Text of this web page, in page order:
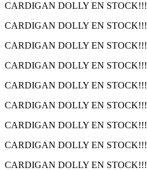
CARDIGAN DOLLY EN STOCK!!!
CARDIGAN DOLLY EN STOCK!!!
CARDIGAN DOLLY EN STOCK!!!
CARDIGAN DOLLY EN STOCK!!!
CARDIGAN DOLLY EN STOCK!!!
CARDIGAN DOLLY EN STOCK!!!
CARDIGAN DOLLY EN STOCK!!!
CARDIGAN DOLLY EN STOCK!!!
CARDIGAN DOLLY EN STOCK!!!